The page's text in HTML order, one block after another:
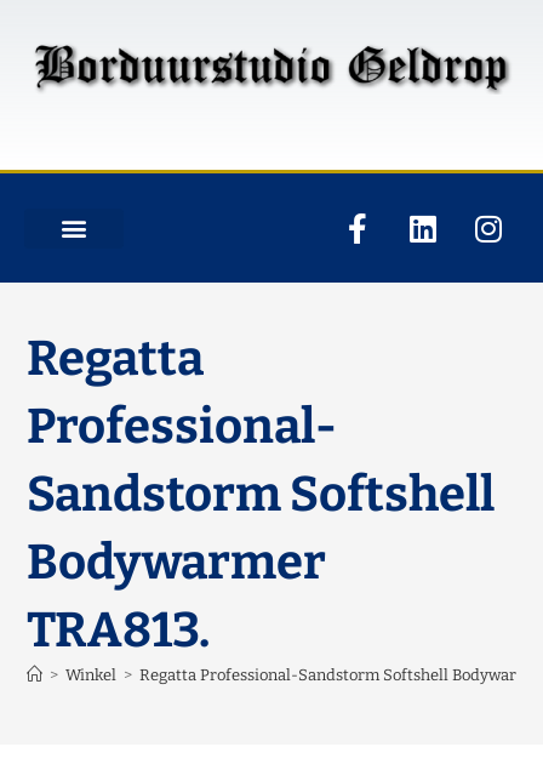
Regatta
Professional-
Sandstorm Softshell
Bodywarmer
TRA813.
> Winkel > Regatta Professional-Sandstorm Softshell